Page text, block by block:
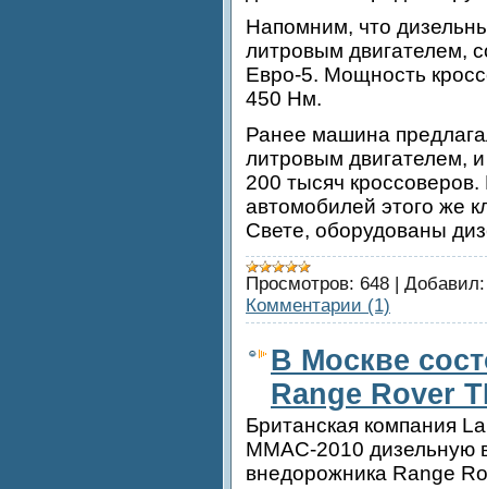
Напомним, что
литровым двигателем,
Евро-5. Мощность
450 Нм.
Ранее машина
литровым двигателем,
200 тысяч кроссоверов.
автомобилей этого же
Свете, оборудованы
Просмотров: 648
Добавил:
Комментарии (1)
В Москве
Range Rover
Британская компания
ММАС-2010 дизельную
внедорожника Range